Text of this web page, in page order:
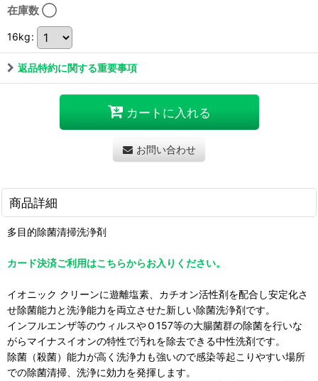
在庫数 ◯
16kg:
返品特約に関する重要事項
カートに入れる
お問い合わせ
商品詳細
多目的除菌清掃洗浄剤
カード決済ご利用はこちらからお入りください。
イオニック クリーンに遊離塩素、カチオン活性剤を配合し安定化さ
せ除菌能力と洗浄能力を両立させた新しい除菌洗浄剤です。
インフルエンザ等のウィルスやＯ157等の大腸菌群の除菌を行いな
がらマイナスイオンの特性で汚れを除去できる中性洗剤です。
除菌（殺菌）能力が高く洗浄力も強いので感染等起こりやすい場所
での除菌清掃、洗浄に効力を発揮します。